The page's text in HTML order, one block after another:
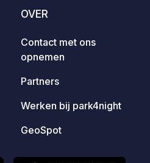
OVER
Contact met ons
opnemen
Partners
Werken bij park4night
GeoSpot